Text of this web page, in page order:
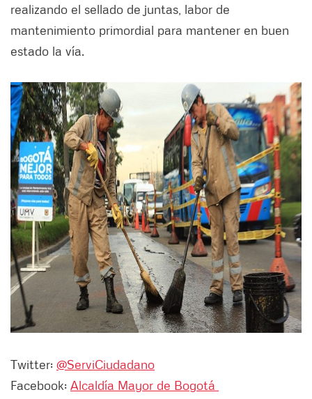
realizando el sellado de juntas, labor de
mantenimiento primordial para mantener en buen
estado la vía.
Twitter: @ServiCiudadano
Facebook: Alcaldía Mayor de Bogotá